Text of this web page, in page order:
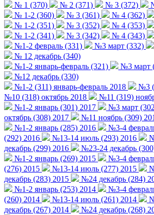
№ 1 (370)
№ 2 (371) № 3 (372)
№ 1-2 (360)
№ 3 (361) № 4 (362)
№ 1-2 (351)
№ 3 (352) № 4 (353)
№ 1-2 (341)
№ 3 (342) № 4 (343)
№1-2 февраль (331)
№3 март (332)
№ 12 декабрь (340)
№1-2 январь-февраль (321)
№3 март
№12 декабрь (330)
№1-2 (311) январь-февраль 2018
№3
№10 (318) октябрь 2018
№11 (319)
№1-2 январь (301) 2017
№3 март
октябрь (308) 2017
№11 ноябрь (309)
№1-2 январь (285) 2016
№3-4
(292) 2016
№13-14 июль (293) 2016
декабрь (299) 2016
№23-24 декабрь
№1-2 январь (269) 2015
№3-4
(276) 2015
№13-14 июль (277) 2015
декабрь (283) 2015
№24 декабрь (284)
№1-2 январь (253) 2014
№3-4
(260) 2014
№13-14 июль (261) 2014
декабрь (267) 2014
№24 декабрь (268)